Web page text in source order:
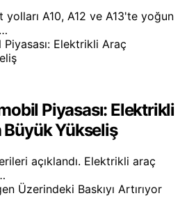
yolları A10, A12 ve A13'te yoğun
Piyasası: Elektrikli
Büyük Yükseliş
açıklandı. Elektrikli araç